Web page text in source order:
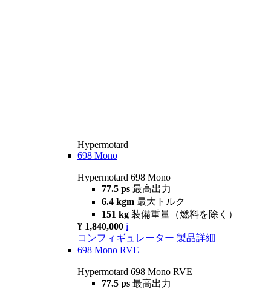
Hypermotard
698 Mono
Hypermotard 698 Mono
77.5 ps 最高出力
6.4 kgm 最大トルク
151 kg 装備重量（燃料を除く）
¥ 1,840,000 i
コンフィギュレーター 製品詳細
698 Mono RVE
Hypermotard 698 Mono RVE
77.5 ps 最高出力